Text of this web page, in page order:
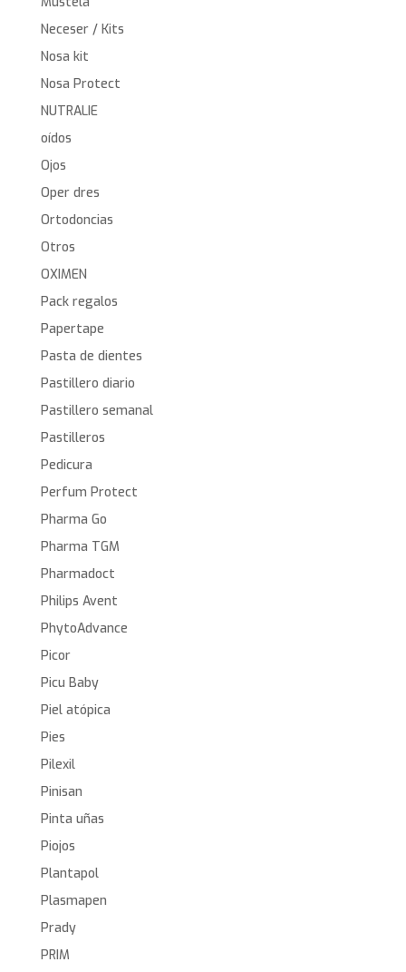
Neceser / Kits
Nosa kit
Nosa Protect
NUTRALIE
oídos
Ojos
Oper dres
Ortodoncias
Otros
OXIMEN
Pack regalos
Papertape
Pasta de dientes
Pastillero diario
Pastillero semanal
Pastilleros
Pedicura
Perfum Protect
Pharma Go
Pharma TGM
Pharmadoct
Philips Avent
PhytoAdvance
Picor
Picu Baby
Piel atópica
Pies
Pilexil
Pinisan
Pinta uñas
Piojos
Plantapol
Plasmapen
Prady
PRIM